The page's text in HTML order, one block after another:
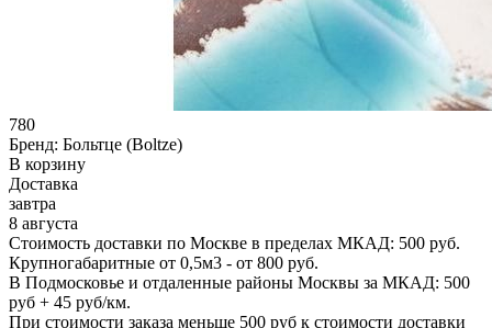
780
Бренд: Больтце (Boltze)
В корзину
Доставка
завтра
8 августа
Стоимость доставки по Москве в пределах МКАД: 500 руб.
Крупногабаритные от 0,5м3 - от 800 руб.
В Подмосковье и отдаленные районы Москвы за МКАД: 500
руб + 45 руб/км.
При стоимости заказа меньше 500 руб к стоимости доставки